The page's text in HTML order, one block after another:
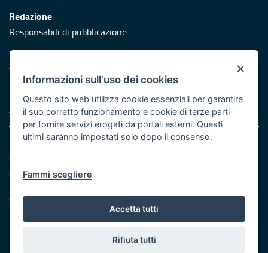
Redazione
Responsabili di pubblicazione
Protezione civile
Vai al sito di Protezione Civile Puglia
Iniziativa finanziata con risorse del POR Puglia 2014/2020 -
Asse XI
Note legali
Cookie e privacy
Atti di notifica
Servizi Intranet
© Regione Puglia
×
Informazioni sull'uso dei cookies
Questo sito web utilizza cookie essenziali per garantire
il suo corretto funzionamento e cookie di terze parti
per fornire servizi erogati da portali esterni. Questi
ultimi saranno impostati solo dopo il consenso.
Fammi scegliere
Accetta tutti
Rifiuta tutti